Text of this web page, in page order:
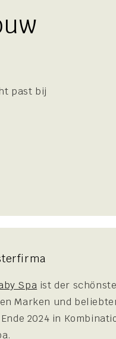
past bij
Spa ist der
Marken und
2024 in